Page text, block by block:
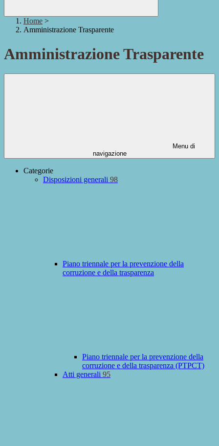
Home >
Amministrazione Trasparente
Amministrazione Trasparente
Menu di
navigazione
Categorie
Disposizioni generali 98
Piano triennale per la prevenzione della
corruzione e della trasparenza
Piano triennale per la prevenzione della
corruzione e della trasparenza (PTPCT)
Atti generali 95